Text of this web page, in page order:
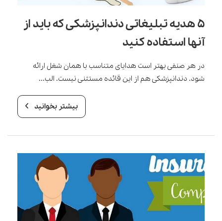
۵ هدیه تبلیغاتی دندانپزشکی که باید از
آنها استفاده کنید
در هر صنفی بهتر است هدایای متناسب با همان شغل ارائه
شود. دندانپزشکی هم از این قائده مستثنی نیست. الب...
بیشتر بخوانید